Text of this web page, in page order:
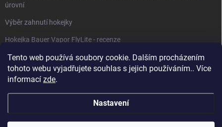
Tento web používá soubory cookie. Dalším procházením
tohoto webu vyjadřujete souhlas s jejich používáním.. Více
informací zde.
Nastavení
úrovní
Výběr zahnutí hokejky
Hokejka Bauer Vapor FlyLite - recenze
Jak si vybrat hokejové kalhoty
Jak si vybrat hokejové chrániče ramen?
Copyright 2026Všeprohokejisty. Všechna práva vyhrazena.Upravit